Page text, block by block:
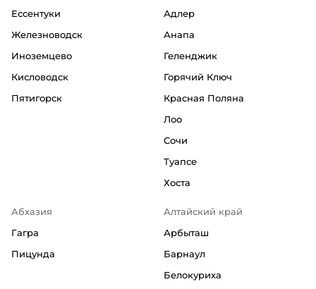
Ессентуки
Железноводск
Иноземцево
Кисловодск
Пятигорск
Адлер
Анапа
Геленджик
Горячий Ключ
Красная Поляна
Лоо
Сочи
Туапсе
Хоста
Абхазия
Гагра
Пицунда
Алтайский край
Арбыташ
Барнаул
Белокуриха